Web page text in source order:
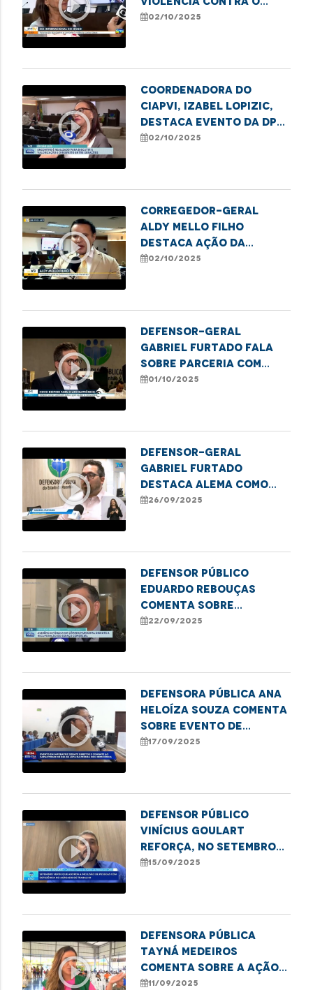
Idoso da DPE/MA, Isabel
pessoa idosa
02/10/2025
play_circle_outline
Coordenadora do
CIAPVI, Izabel Lopizic,
destaca evento da DPE
em alusão ao Dia da
02/10/2025
play_circle_outline
Corregedor-Geral
Aldy Mello Filho
destaca ação da
Defensoria em evento
Pessoa Idosa
02/10/2025
play_circle_outline
Defensor-geral
Gabriel Furtado fala
sobre parceria com
IEMA em projeto
01/10/2025
play_circle_outline
Defensor-geral
Gabriel Furtado
destaca Alema como
finalista do Prêmio
26/09/2025
play_circle_outline
Defensor Público
Eduardo Rebouças
comenta sobre
audiência na Câmara
Guarda
22/09/2025
play_circle_outline
Defensora pública Ana
Heloíza Souza comenta
sobre evento de
combate ao
17/09/2025
play_circle_outline
Defensor Público
Vinícius Goulart
reforça, no Setembro
Verde, a importância da
mercado de trabalho
15/09/2025
play_circle_outline
Defensora Pública
Tayná Medeiros
comenta sobre a ação
da Carreta MARADEFS
11/09/2025